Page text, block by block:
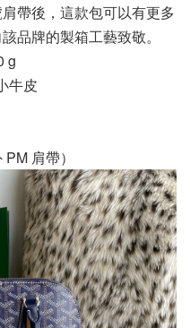
帶後，這款包可以有更多
品牌的製箱工藝致敬。
g
牛皮
肩帶）